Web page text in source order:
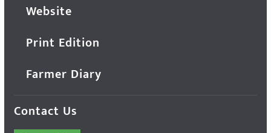
Website
Print Edition
Farmer Diary
Contact Us